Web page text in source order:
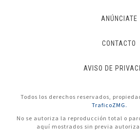
ANÚNCIATE
CONTACTO
AVISO DE
Todos los derechos reservados,
TraficoZMG.
No se autoriza la reproducción total o
aquí mostrados sin previa